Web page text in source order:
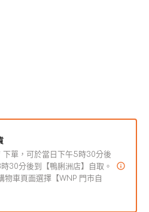
下單，可於當日下午5時30分後
30分後到【鴨脷洲店】自取。
物車頁面選擇【WNP 門市自